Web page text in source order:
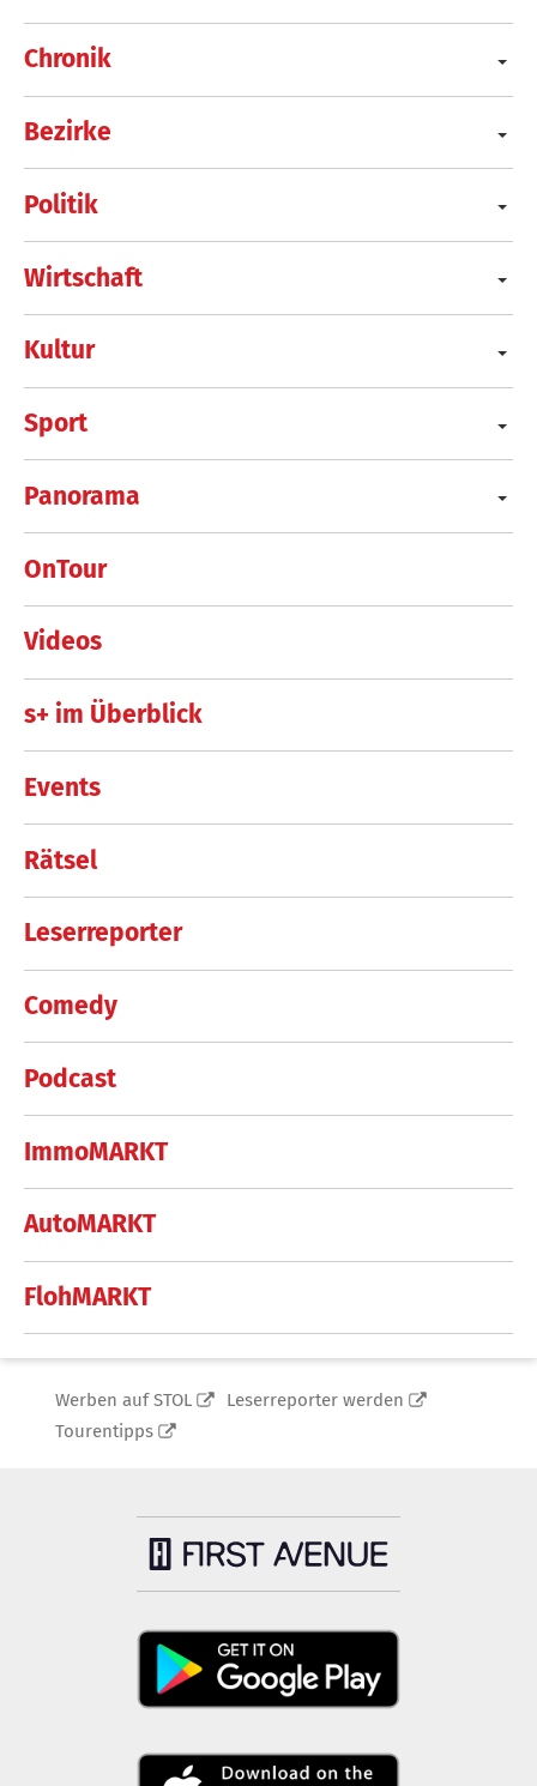
Chronik
Bezirke
Politik
Wirtschaft
Kultur
Sport
Panorama
OnTour
Videos
s+ im Überblick
Events
Rätsel
Leserreporter
Comedy
Podcast
ImmoMARKT
AutoMARKT
FlohMARKT
Werben auf STOL
Leserreporter werden
Tourentipps